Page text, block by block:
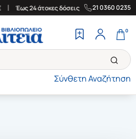
Έως 24 άτοκες δόσεις | Δωρεάν
21 0360 0235
Σύνθετη Αναζήτηση
0